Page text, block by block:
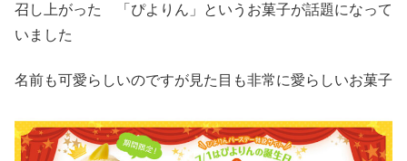
召し上がった 「ぴよりん」というお菓子が話題になって
いました
名前も可愛らしいのですが見た目も非常に愛らしいお菓子